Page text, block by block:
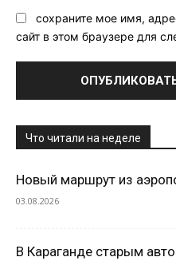
сохраните мое имя,
сайт в этом браузере для
Что читали на неделе
Новый маршрут из
03.08.2026
В Караганде старым